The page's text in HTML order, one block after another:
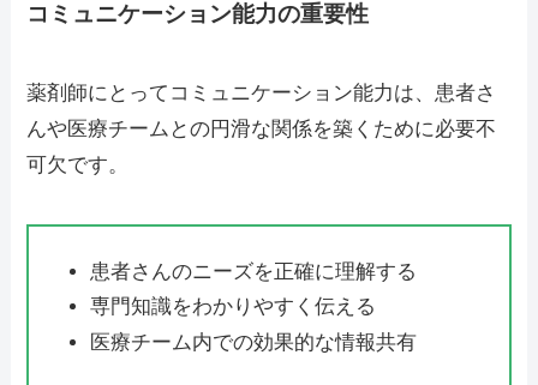
コミュニケーション能力の重要性
薬剤師にとってコミュニケーション能力は、患者さ
んや医療チームとの円滑な関係を築くために必要不
可欠です。
患者さんのニーズを正確に理解する
専門知識をわかりやすく伝える
医療チーム内での効果的な情報共有